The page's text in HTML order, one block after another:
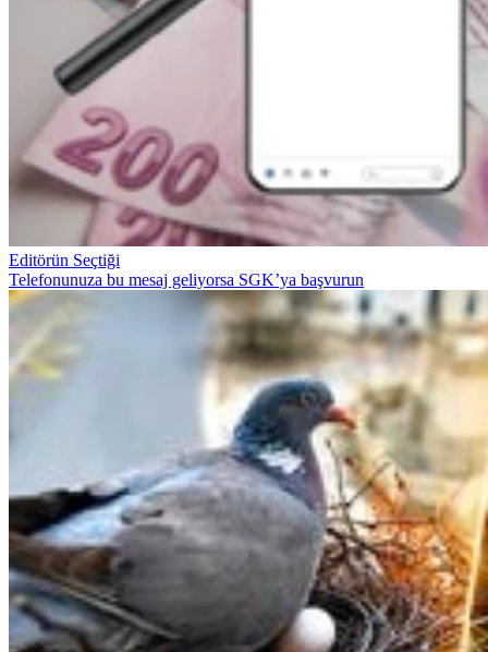
Editörün Seçtiği
Telefonunuza bu mesaj geliyorsa SGK’ya başvurun